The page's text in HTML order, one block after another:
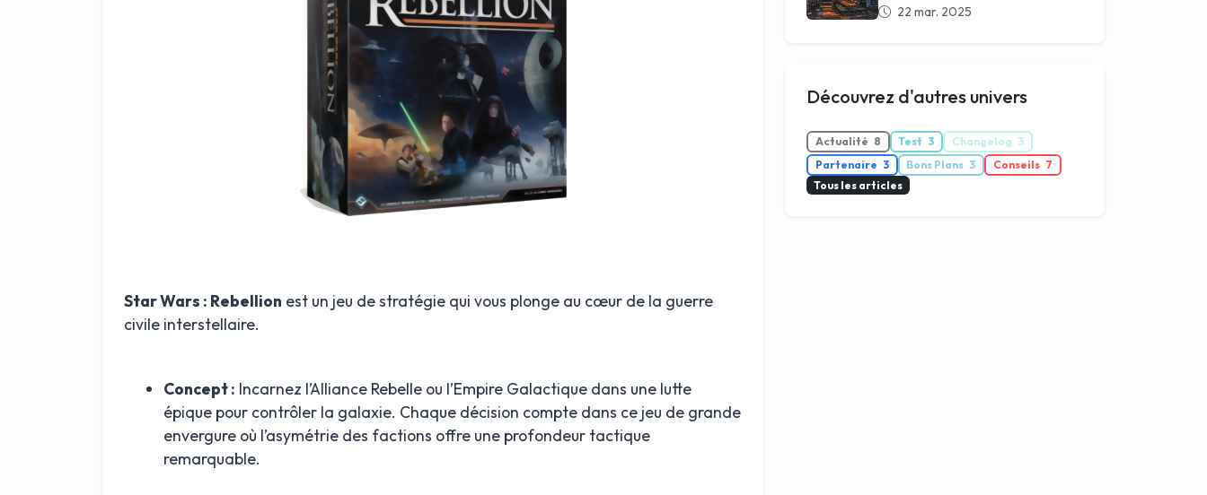
Star Wars : Rebellion est un jeu de stratégie qui vous plonge au cœur de la guerre
civile interstellaire.
Concept : Incarnez l’Alliance Rebelle ou l’Empire Galactique dans une lutte
épique pour contrôler la galaxie. Chaque décision compte dans ce jeu de grande
envergure où l’asymétrie des factions offre une profondeur tactique
remarquable.
22 mar. 2025
Découvrez d'autres univers
Actualité 8 Test 3 Changelog 3
Partenaire 3 Bons Plans 3 Conseils 7
Tous les articles